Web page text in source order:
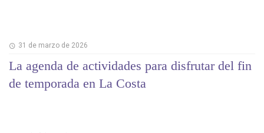
31 de marzo de 2026
La agenda de actividades para disfrutar del fin
de temporada en La Costa